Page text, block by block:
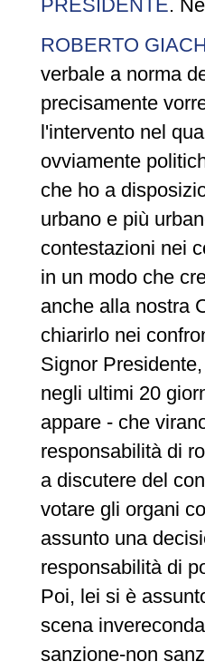
PRESIDENTE.
ROBERTO
verbale a norma
precisamente
l'intervento nel
ovviamente
che ho a
urbano e più
contestazioni nei
in un modo che
anche alla nostra
chiarirlo nei
Signor
negli ultimi 20
appare - che
responsabilità di
a discutere del
votare gli organi
assunto una
responsabilità di
Poi, lei si è
scena
sanzione-non